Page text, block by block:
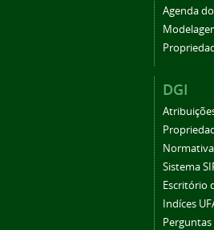
Agenda
DGI
Sistema
Escritório
Indíces